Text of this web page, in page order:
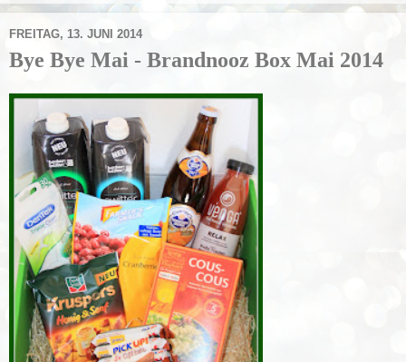
FREITAG, 13. JUNI 2014
Bye Bye Mai - Brandnooz Box Mai 2014